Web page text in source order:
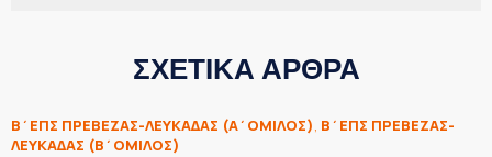
ΣΧΕΤΙΚΑ ΑΡΘΡΑ
Β΄ΕΠΣ ΠΡΕΒΕΖΑΣ-ΛΕΥΚΑΔΑΣ (Α΄ΟΜΙΛΟΣ), Β΄ΕΠΣ ΠΡΕΒΕΖΑΣ-
ΛΕΥΚΑΔΑΣ (Β΄ΟΜΙΛΟΣ)